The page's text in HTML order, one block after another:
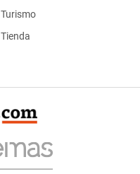
Turismo
Tienda